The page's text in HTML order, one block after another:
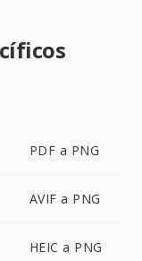
PDF a PNG
AVIF a PNG
HEIC a PNG